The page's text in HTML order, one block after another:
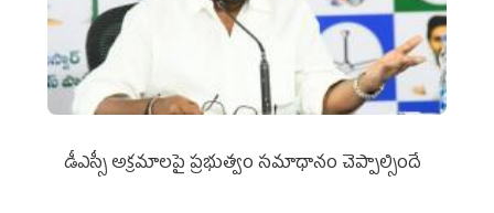
డీఎస్సీ అక్రమాలపై ప్రభుత్వం సమాధానం చెప్పాల్సిందే